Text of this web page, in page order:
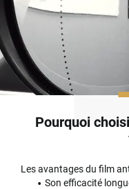
Pourquoi
Les avantages du film
Son efficacité